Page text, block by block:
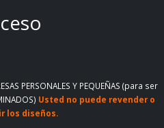
ceso
PERSONALES Y PEQUEÑAS (para ser
Usted no puede revender o
los diseños.